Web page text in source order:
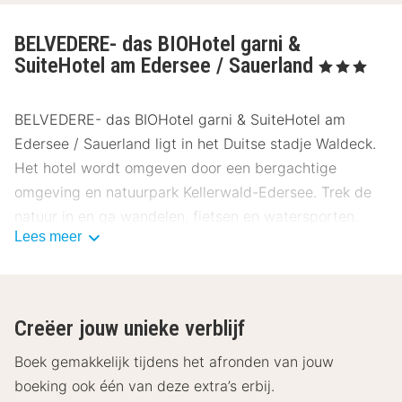
BELVEDERE- das BIOHotel garni &
SuiteHotel am Edersee / Sauerland
, 3 Sterren
BELVEDERE- das BIOHotel garni & SuiteHotel am
Edersee / Sauerland ligt in het Duitse stadje Waldeck.
Het hotel wordt omgeven door een bergachtige
omgeving en natuurpark Kellerwald-Edersee. Trek de
natuur in en ga wandelen, fietsen en watersporten.
Natuurpark Kletterweld-Edersee ligt op 15 minuten
De kamers van BELVEDERE- das BIOHotel garni &
SuiteHotel am Edersee / Sauerland zijn landelijk
Lees meer
Creëer jouw unieke verblijf
Boek gemakkelijk tijdens het afronden van jouw
boeking ook één van deze extra’s erbij.